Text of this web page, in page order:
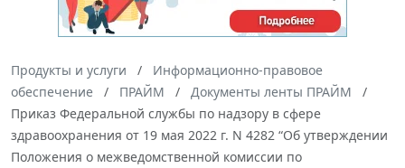
Продукты и услуги
Информационно-правовое
обеспечение
ПРАЙМ
Документы ленты ПРАЙМ
Приказ Федеральной службы по надзору в сфере
здравоохранения от 19 мая 2022 г. N 4282 “Об утверждении
Положения о межведомственной комиссии по